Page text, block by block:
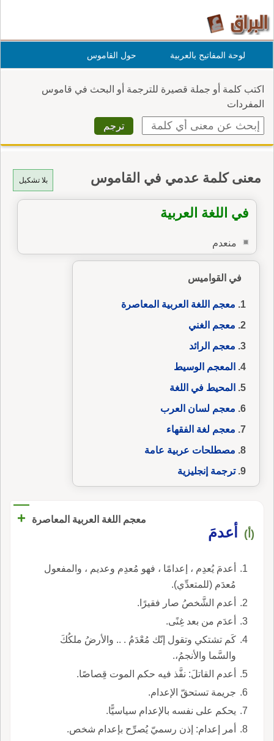
لوحة المفاتيح بالعربية حول القاموس
اكتب كلمة أو جملة قصيرة للترجمة أو البحث في قاموس
المفردات
بلا تشكيل معنى كلمة عدمي في القاموس
في اللغة العربية
منعدم
في القواميس
معجم اللغة العربية المعاصرة
معجم الغني
معجم الرائد
المعجم الوسيط
المحيط في اللغة
معجم لسان العرب
معجم لغة الفقهاء
مصطلحات عربية عامة
ترجمة إنجليزية
معجم اللغة العربية المعاصرة +
(أ) أعدمَ
أعدمَ يُعدِم ، إعدامًا ، فهو مُعدِم وعديم ، والمفعول
مُعدَم (للمتعدِّي).
أعدم الشَّخصُ صار فقيرًا.
أعدَم من بعد غِنًى.
كَم تشتكي وتقول إنّك مُعْدَمُ . .. والأرضُ ملكُكَ
والسَّما والأنجمُ،.
أعدم القاتلَ: نفَّذ فيه حكم الموت قِصاصًا.
جريمة تستحقّ الإعدام.
يحكم على نفسه بالإعدام سياسيًّا.
أمر إعدام: إذن رسميّ يُصرِّح بإعدام شخص.